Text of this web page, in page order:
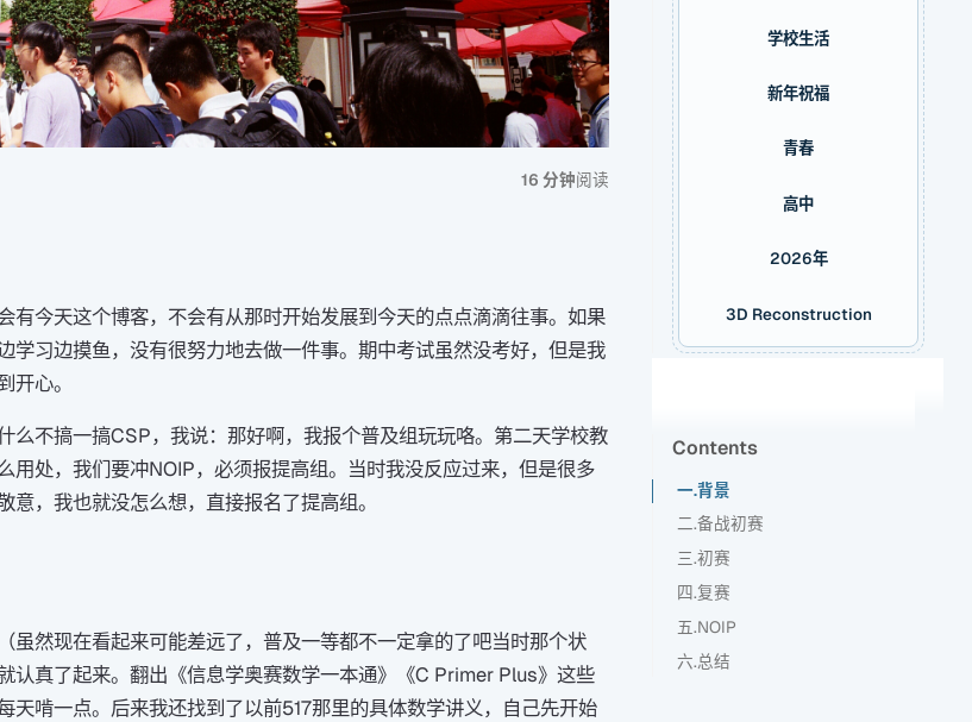
16 分钟阅读
有今天这个博客，不会有从那时开始发展到今天的点点滴滴往事。如果
学习边摸鱼，没有很努力地去做一件事。期中考试虽然没考好，但是我
开心。
么不搞一搞CSP，我说：那好啊，我报个普及组玩玩咯。第二天学校教
用处，我们要冲NOIP，必须报提高组。当时我没反应过来，但是很多
，我也就没怎么想，直接报名了提高组。
虽然现在看起来可能差远了，普及一等都不一定拿的了吧当时那个状
认真了起来。翻出《信息学奥赛数学一本通》《C Primer Plus》这些
天啃一点。后来我还找到了以前517那里的具体数学讲义，自己先开始
学校生活
新年祝福
青春
高中
2026年
3D Reconstruction
Contents
一.背景
二.备战初赛
三.初赛
四.复赛
五.NOIP
六.总结